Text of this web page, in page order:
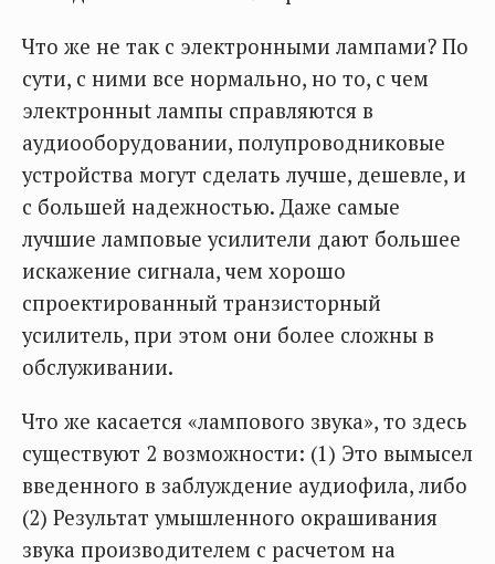
Что же не так с электронными лампами? По
сути, с ними все нормально, но то, с чем
электронныt лампы справляются в
аудиооборудовании, полупроводниковые
устройства могут сделать лучше, дешевле, и
с большей надежностью. Даже самые
лучшие ламповые усилители дают большее
искажение сигнала, чем хорошо
спроектированный транзисторный
усилитель, при этом они более сложны в
обслуживании.
Что же касается «лампового звука», то здесь
существуют 2 возможности: (1) Это вымысел
введенного в заблуждение аудиофила, либо
(2) Результат умышленного окрашивания
звука производителем с расчетом на